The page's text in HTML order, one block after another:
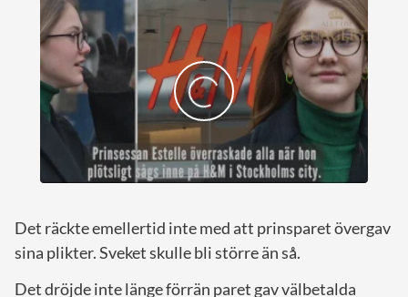
Det räckte emellertid inte med att prinsparet övergav
sina plikter. Sveket skulle bli större än så.
Det dröjde inte länge förrän paret gav välbetalda